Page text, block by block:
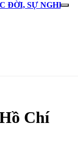
ĐỜI, SỰ NGHIỆP
hành động
Chí